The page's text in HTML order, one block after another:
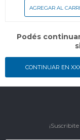
CONTINUAR EN
Podés